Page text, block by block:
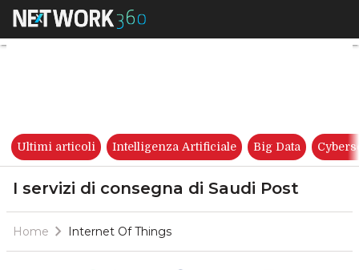
I servizi di consegna di Saudi
Ultimi articoli Intelligenza Artificiale Big Data
I servizi di consegna di Saudi Post
Home Internet Of Things